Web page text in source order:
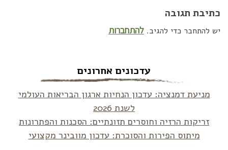
כתיבת תגובה
יש להתחבר כדי להגיב. להתחברות
עדכונים אחרונים
מניעת דמנציה: עדכון הנחיות ארגון הבריאות העולמי
לשנת 2026
זריקות הרזיה וחוסרים תזונתיים: הסכנות והפתרונות
מיתוס הפירות והסוכרת: עדכון מוובינר מקצועי